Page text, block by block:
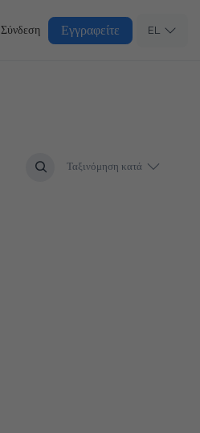
Σύνδεση Εγγραφείτε EL
Ταξινόμηση κατά